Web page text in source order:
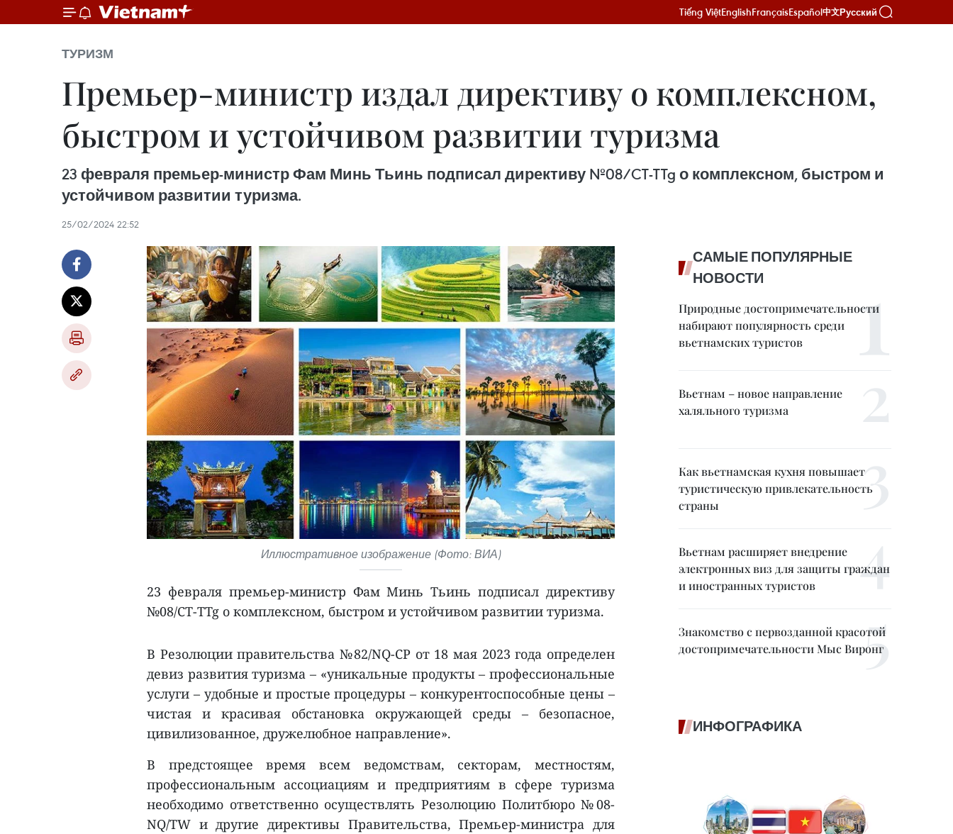
Tiếng ViệtEnglishFrançaisEspañol中文Русский
ТУРИЗМ
Премьер-министр издал директиву о комплексном,
быстром и устойчивом развитии туризма
23 февраля премьер-министр Фам Минь Тьинь подписал директиву №08/CT-TTg о комплексном, быстром и
устойчивом развитии туризма.
25/02/2024 22:52
Иллюстративное изображение (Фото: ВИА)
23 февраля премьер-министр Фам Минь Тьинь подписал директиву
№08/CT-TTg о комплексном, быстром и устойчивом развитии туризма.
В Резолюции правительства №82/NQ-CP от 18 мая 2023 года определен
девиз развития туризма – «уникальные продукты – профессиональные
услуги – удобные и простые процедуры – конкурентоспособные цены –
чистая и красивая обстановка окружающей среды – безопасное,
цивилизованное, дружелюбное направление».
В предстоящее время всем ведомствам, секторам, местностям,
профессиональным ассоциациям и предприятиям в сфере туризма
необходимо ответственно осуществлять Резолюцию Политбюро №08-
NQ/TW и другие директивы Правительства, Премьер-министра для
САМЫЕ ПОПУЛЯРНЫЕ
НОВОСТИ
Природные достопримечательности
набирают популярность среди
вьетнамских туристов
Вьетнам – новое направление
халяльного туризма
Как вьетнамская кухня повышает
туристическую привлекательность
страны
Вьетнам расширяет внедрение
электронных виз для защиты граждан
и иностранных туристов
Знакомство с первозданной красотой
достопримечательности Мыс Виронг
ИНФОГРАФИКА